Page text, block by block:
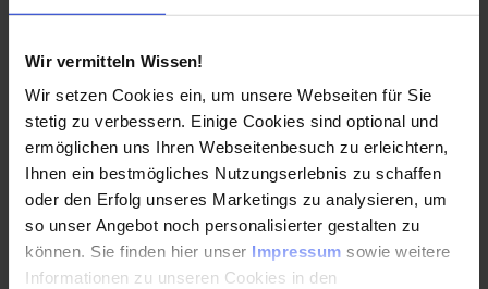
Wir vermitteln Wissen!
Wir setzen Cookies ein, um unsere Webseiten für Sie
stetig zu verbessern. Einige Cookies sind optional und
ermöglichen uns Ihren Webseitenbesuch zu erleichtern,
Ihnen ein bestmögliches Nutzungserlebnis zu schaffen
oder den Erfolg unseres Marketings zu analysieren, um
so unser Angebot noch personalisierter gestalten zu
können. Sie finden hier unser Impressum sowie weitere
Informationen zu unseren Cookies in den
Dieses exklusive Side-Event richtet sich speziell an
Young Professionals, die auf ihrem Weg zur nächsten
Führungsebene begleitet und unterstützt werden sollen.
Wir möchten damit zukünftige
Entscheidungsträger*innen fördern und ihnen die
Möglichkeit bieten schon heute das Netzwerk für morgen
zu bilden.